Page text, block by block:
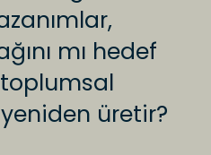
mı hedef
üretir?